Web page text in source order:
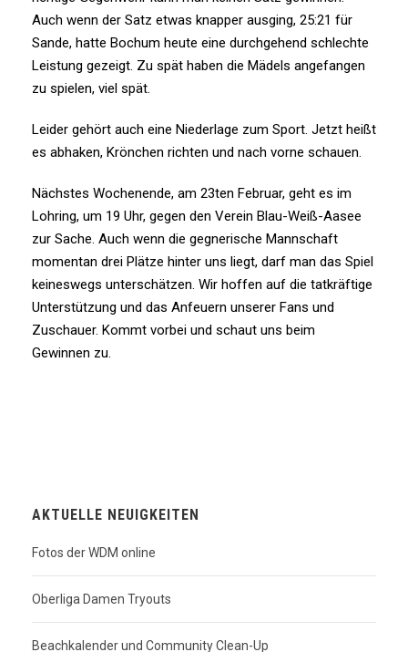
Auch wenn der Satz etwas knapper ausging, 25:21 für
Sande, hatte Bochum heute eine durchgehend schlechte
Leistung gezeigt. Zu spät haben die Mädels angefangen
zu spielen, viel spät.
Leider gehört auch eine Niederlage zum Sport. Jetzt heißt
es abhaken, Krönchen richten und nach vorne schauen.
Nächstes Wochenende, am 23ten Februar, geht es im
Lohring, um 19 Uhr, gegen den Verein Blau-Weiß-Aasee
zur Sache. Auch wenn die gegnerische Mannschaft
momentan drei Plätze hinter uns liegt, darf man das Spiel
keineswegs unterschätzen. Wir hoffen auf die tatkräftige
Unterstützung und das Anfeuern unserer Fans und
Zuschauer. Kommt vorbei und schaut uns beim
Gewinnen zu.
AKTUELLE NEUIGKEITEN
Fotos der WDM online
Oberliga Damen Tryouts
Beachkalender und Community Clean-Up